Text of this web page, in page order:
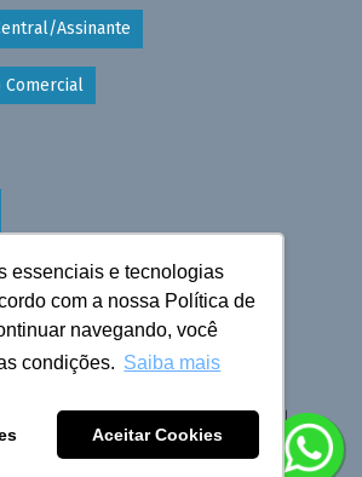
essenciais e tecnologias
com a nossa Política de
navegando, você
condições. Saiba mais
Aceitar Cookies
Assinante
Comercial
aplicativo
reservados © 2026 Cruzeiro do Sul